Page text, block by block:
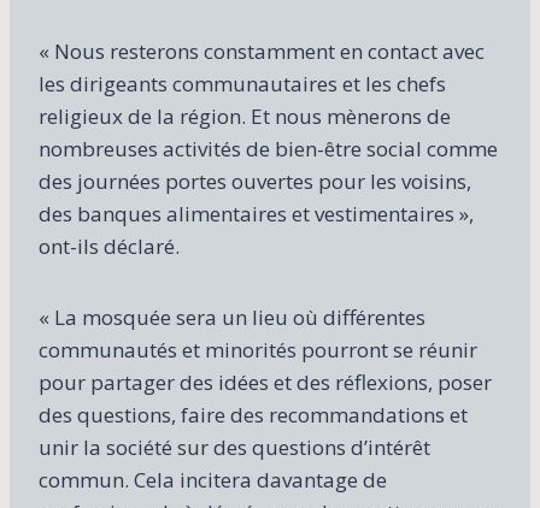
« Nous resterons constamment en contact avec
les dirigeants communautaires et les chefs
religieux de la région. Et nous mènerons de
nombreuses activités de bien-être social comme
des journées portes ouvertes pour les voisins,
des banques alimentaires et vestimentaires »,
ont-ils déclaré.
« La mosquée sera un lieu où différentes
communautés et minorités pourront se réunir
pour partager des idées et des réflexions, poser
des questions, faire des recommandations et
unir la société sur des questions d’intérêt
commun. Cela incitera davantage de